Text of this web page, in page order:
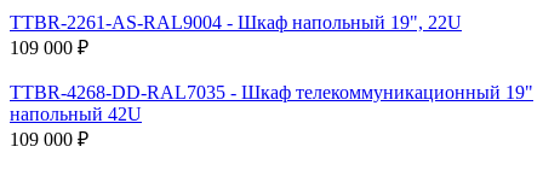
TTBR-2261-AS-RAL9004 - Шкаф напольный 19", 22U
109 000 ₽
TTBR-4268-DD-RAL7035 - Шкаф телекоммуникационный 19"
напольный 42U
109 000 ₽